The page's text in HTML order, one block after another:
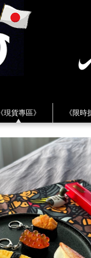
《現貨專區》 《限時
★ Instagram ★